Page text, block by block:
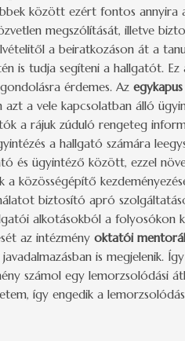
között ezért fontos annyira
megszólítását, illetve
a beiratkozáson át a
is tudja segíteni a hallgatót.
érdemes. Az
azt a vele kapcsolatban álló
a rájuk zúduló rengeteg
a hallgató számára
és ügyintéző között, ezzel
közösségépítő
biztosító apró
alkotásokból a
az intézmény oktatói
is megjelenik.
számol egy lemorzsolódási
így engedik a